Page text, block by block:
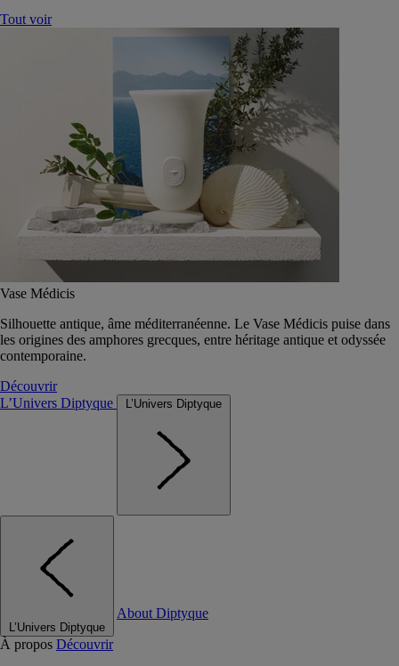
Tout voir
Vase Médicis
Silhouette antique, âme méditerranéenne. Le Vase Médicis puise dans
les origines des amphores grecques, entre héritage antique et odyssée
contemporaine.
Découvrir
L’Univers Diptyque
L’Univers Diptyque
L’Univers Diptyque
About Diptyque
À propos Découvrir